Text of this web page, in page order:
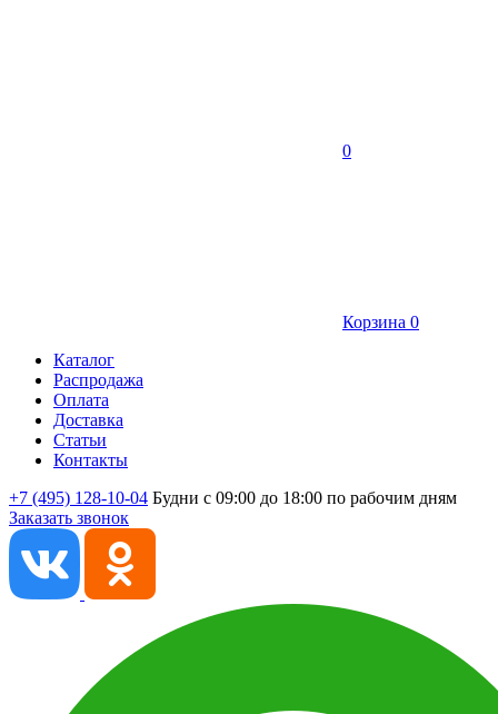
0
Корзина 0
Каталог
Распродажа
Оплата
Доставка
Статьи
Контакты
+7 (495) 128-10-04 Будни с 09:00 до 18:00 по рабочим дням
Заказать звонок